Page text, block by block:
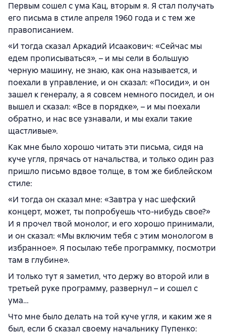
Первым сошел с ума Кац, вторым я. Я стал получать
его письма в стиле апреля 1960 года и с тем же
правописанием.
«И тогда сказал Аркадий Исаакович: «Сейчас мы
едем прописываться», – и мы сели в большую
черную машину, не знаю, как она называется, и
поехали в управление, и он сказал: «Посиди», и он
зашел к генералу, а я совсем немного посидел, и он
вышел и сказал: «Все в порядке», – и мы поехали
обратно, и нас все узнавали, и мы ехали такие
щастливые».
Как мне было хорошо читать эти письма, сидя на
куче угля, прячась от начальства, и только один раз
пришло письмо вдвое толще, в том же библейском
стиле:
«И тогда он сказал мне: «Завтра у нас шефский
концерт, может, ты попробуешь что-нибудь свое?»
И я прочел твой монолог, и его хорошо принимали,
и он сказал: «Мы включим тебя с этим монологом в
избранное». Я посылаю тебе программку, посмотри
там в глубине».
И только тут я заметил, что держу во второй или в
третьей руке программу, развернул – и сошел с
ума…
Что мне было делать на той куче угля, и каким же я
был, если б сказал своему начальнику Пупенко: